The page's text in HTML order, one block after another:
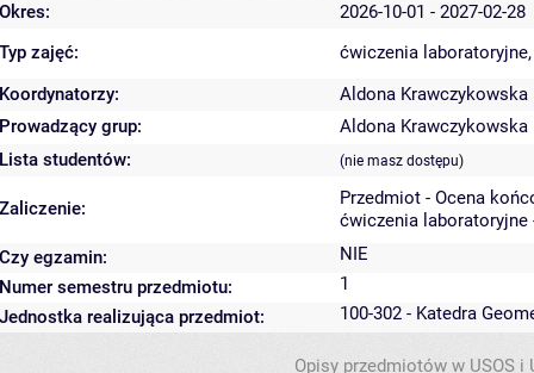
Okres:
2026-10-01 - 2027-02-28
Typ zajęć:
ćwiczenia
Koordynatorzy:
Aldona Krawczykowska
Prowadzący grup:
Aldona Krawczykowska
Lista studentów:
(nie masz dostępu)
Zaliczenie:
Przedmiot - Ocena
ćwiczenia laboratoryjne
Czy egzamin:
NIE
Numer semestru przedmiotu:
1
Jednostka realizująca przedmiot:
100-302 - Katedra
Opisy przedmiotów w USOS